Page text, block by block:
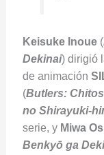
Keisuke Inoue(
Dekinai) dirigió
de animación
(Butlers:
no Shirayuki-
serie, y Miwa
Benkyō ga